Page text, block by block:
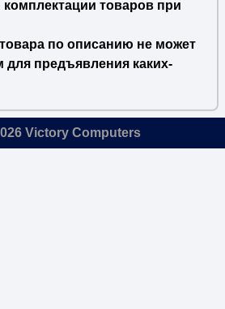
комплектации товаров при
по описанию не может
предъявления каких-
Victory Computers